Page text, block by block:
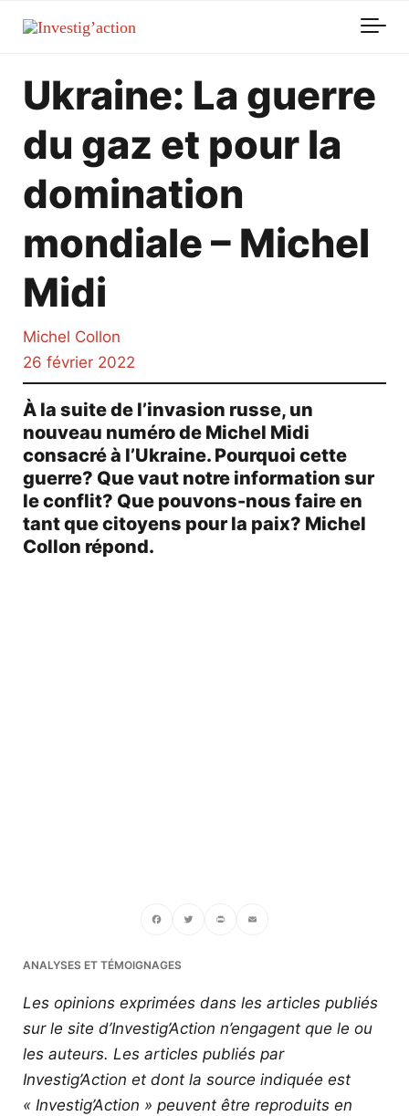
Ukraine: La guerre
du gaz et pour la
domination
mondiale – Michel
Midi
Michel Collon
26 février 2022
À la suite de l’invasion russe, un
nouveau numéro de Michel Midi
consacré à l’Ukraine. Pourquoi cette
guerre? Que vaut notre information sur
le conflit? Que pouvons-nous faire en
tant que citoyens pour la paix? Michel
Collon répond.
ANALYSES ET TÉMOIGNAGES
Les opinions exprimées dans les articles publiés
sur le site d’Investig’Action n’engagent que le ou
les auteurs. Les articles publiés par
Investig’Action et dont la source indiquée est
« Investig’Action » peuvent être reproduits en